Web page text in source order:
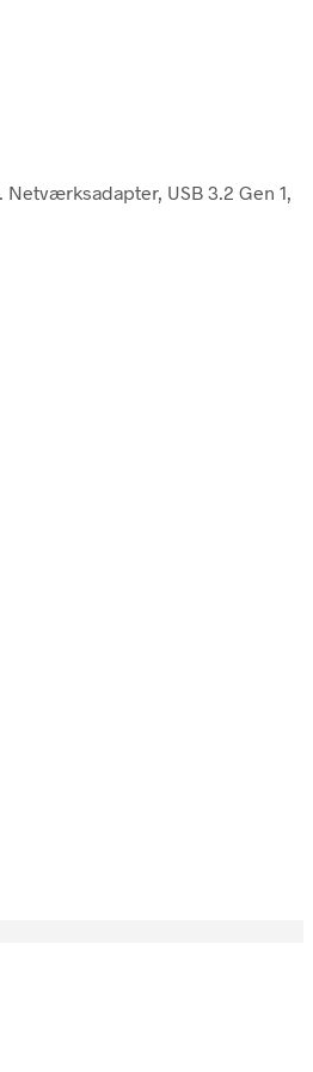
. Netværksadapter, USB 3.2 Gen 1,